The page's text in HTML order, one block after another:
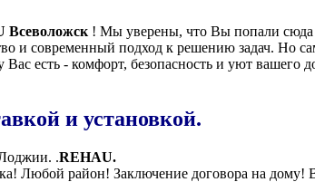
Всеволожск ! Мы уверены, что Вы попали сюда
и современный подход к решению задач. Но
Вас есть - комфорт, безопасность и уют вашего
и установкой.
.REHAU.
Любой район! Заключение договора на дому!